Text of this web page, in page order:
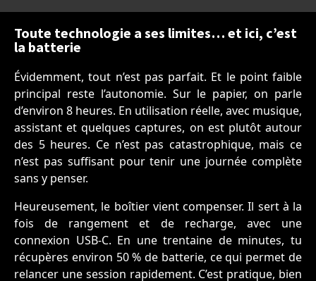
Toute technologie a ses limites… et ici, c’est
la batterie
Évidemment, tout n’est pas parfait. Et le point faible
principal reste l’autonomie. Sur le papier, on parle
d’environ 8 heures. En utilisation réelle, avec musique,
assistant et quelques captures, on est plutôt autour
des 5 heures. Ce n’est pas catastrophique, mais ce
n’est pas suffisant pour tenir une journée complète
sans y penser.
Heureusement, le boîtier vient compenser. Il sert à la
fois de rangement et de recharge, avec une
connexion USB-C. En une trentaine de minutes, tu
récupères environ 50 % de batterie, ce qui permet de
relancer une session rapidement. C’est pratique, bien